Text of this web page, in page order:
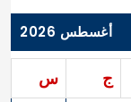
أغسطس 2026
ج س